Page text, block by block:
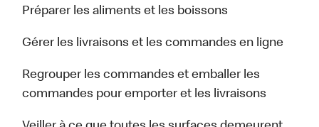
Préparer les aliments et les boissons
Gérer les livraisons et les commandes en ligne
Regrouper les commandes et emballer les
commandes pour emporter et les livraisons